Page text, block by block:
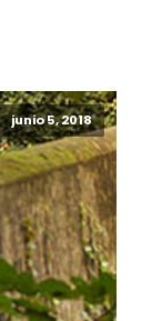
junio 5, 2018